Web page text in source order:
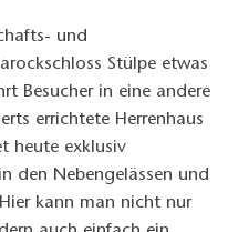
und
Stülpe etwas
Besucher in eine andere
errichtete Herrenhaus
heute exklusiv
den Nebengelässen und
kann man nicht nur